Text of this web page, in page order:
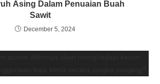
Asing Dalam Penuaian Buah
Sawit
December 5, 2024